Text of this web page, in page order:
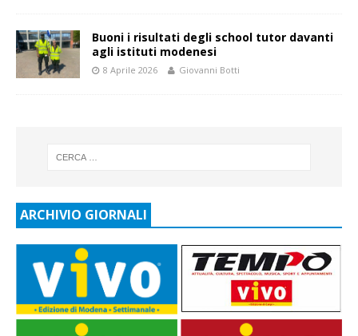
Buoni i risultati degli school tutor davanti
agli istituti modenesi
8 Aprile 2026 Giovanni Botti
ARCHIVIO GIORNALI